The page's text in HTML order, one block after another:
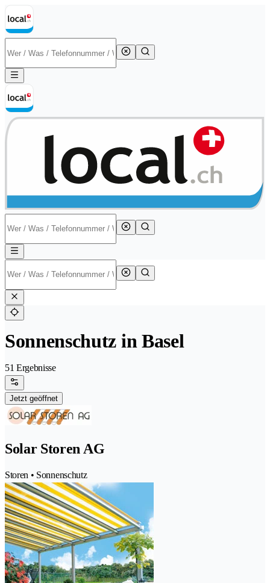
Sonnenschutz in Basel
51 Ergebnisse
Jetzt geöffnet
Solar Storen AG
Storen • Sonnenschutz